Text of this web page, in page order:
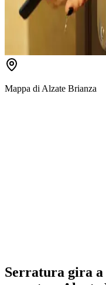
Mappa di Alzate Brianza
Serratura gira